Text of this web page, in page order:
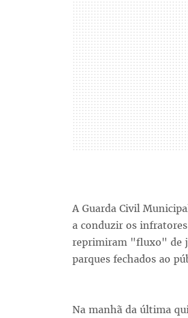
A Guarda Civil
a conduzir os
reprimiram "fluxo" de
parques fechados ao
Na manhã da última